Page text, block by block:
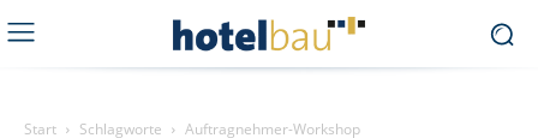
Start Schlagworte Auftragnehmer-Workshop